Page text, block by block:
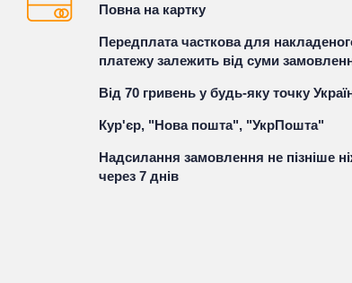
Повна на картку
Передплата часткова для
платежу залежить від суми
Від 70 гривень у будь-яку точку
Кур'єр, "Нова пошта", "УкрПошта"
Надсилання замовлення не пізніше
через 7 днів